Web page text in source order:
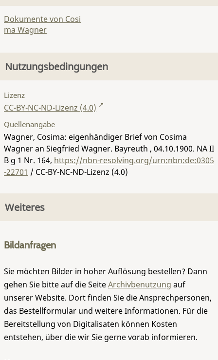
Dokumente von Cosi
ma Wagner
Nutzungsbedingungen
Lizenz
CC-BY-NC-ND-Lizenz (4.0)
Quellenangabe
Wagner, Cosima: eigenhändiger Brief von Cosima
Wagner an Siegfried Wagner. Bayreuth , 04.10.1900. NA II
B g 1 Nr. 164, https://nbn-resolving.org/urn:nbn:de:0305
-22701 / CC-BY-NC-ND-Lizenz (4.0)
Weiteres
Bildanfragen
Sie möchten Bilder in hoher Auflösung bestellen? Dann
gehen Sie bitte auf die SeiteArchivbenutzung auf
unserer Website. Dort finden Sie die Ansprechpersonen,
das Bestellformular und weitere Informationen. Für die
Bereitstellung von Digitalisaten können Kosten
entstehen, über die wir Sie gerne vorab informieren.